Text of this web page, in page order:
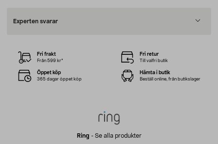
Experten svarar
Ring - Se alla produkter
Fri frakt
Från 599 kr*
Fri retur
Till valfri butik
Öppet köp
365 dagar öppet köp
Hämta i butik
Beställ online, från butikslager